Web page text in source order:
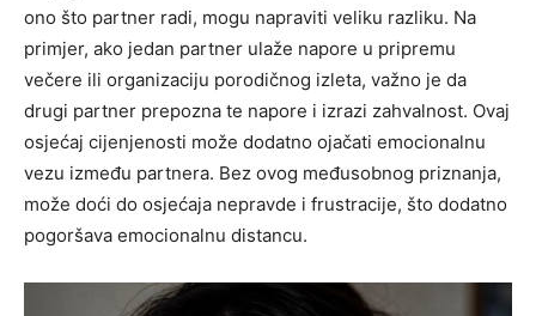
ono što partner radi, mogu napraviti veliku razliku. Na
primjer, ako jedan partner ulaže napore u pripremu
večere ili organizaciju porodičnog izleta, važno je da
drugi partner prepozna te napore i izrazi zahvalnost. Ovaj
osjećaj cijenjenosti može dodatno ojačati emocionalnu
vezu između partnera. Bez ovog međusobnog priznanja,
može doći do osjećaja nepravde i frustracije, što dodatno
pogoršava emocionalnu distancu.